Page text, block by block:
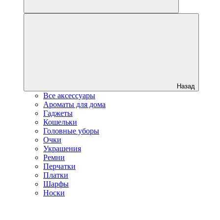
Назад
Все аксессуары
Ароматы для дома
Гаджеты
Кошельки
Головные уборы
Очки
Украшения
Ремни
Перчатки
Платки
Шарфы
Носки